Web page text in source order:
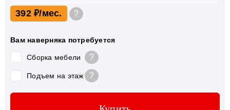
392 ₽ ?
Вам наверняка потребуется
Сборка мебели ?
Подъем на этаж ?